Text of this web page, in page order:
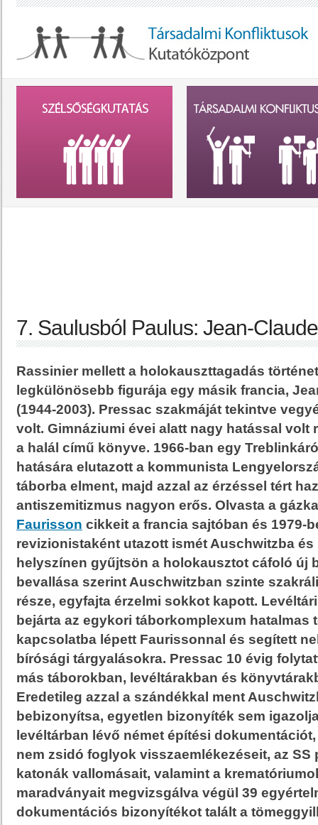
7. Saulusból Paulus: Jean-
Rassinier mellett a holokauszttagadás
legkülönösebb figurája egy másik francia,
(1944-2003). Pressac szakmáját tekintve
volt. Gimnáziumi évei alatt nagy hatással volt
a halál című könyve. 1966-ban egy
hatására elutazott a kommunista
táborba elment, majd azzal az érzéssel tért
antiszemitizmus nagyon erős. Olvasta a
Faurisson cikkeit a francia sajtóban és 1979-
revizionistaként utazott ismét Auschwitzba
helyszínen gyűjtsön a holokausztot cáfoló új
bevallása szerint Auschwitzban szinte
része, egyfajta érzelmi sokkot kapott.
bejárta az egykori táborkomplexum hatalmas
kapcsolatba lépett Faurissonnal és segített
bírósági tárgyalásokra. Pressac 10 évig
más táborokban, levéltárakban és
Eredetileg azzal a szándékkal ment
bebizonyítsa, egyetlen bizonyíték sem
levéltárban lévő német építési
nem zsidó foglyok visszaemlékezéseit, az SS
katonák vallomásait, valamint a
maradványait megvizsgálva végül 39
dokumentációs bizonyítékot talált a